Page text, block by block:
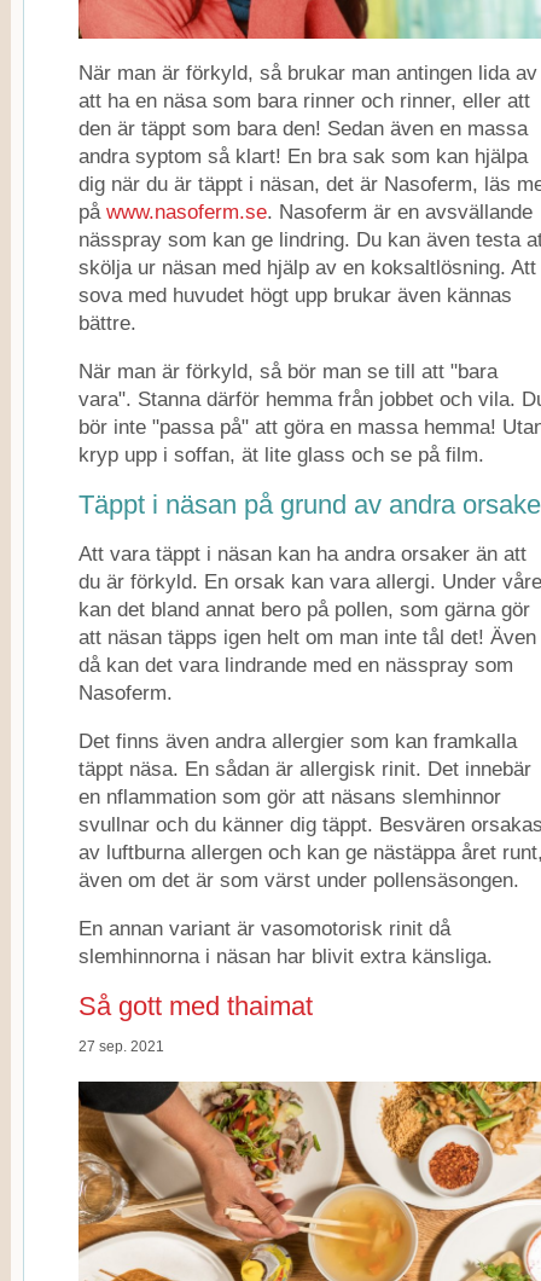
När man är förkyld, så brukar man antingen lida av
att ha en näsa som bara rinner och rinner, eller att
den är täppt som bara den! Sedan även en massa
andra syptom så klart! En bra sak som kan hjälpa
dig när du är täppt i näsan, det är Nasoferm, läs
på www.nasoferm.se. Nasoferm är en avsvällande
nässpray som kan ge lindring. Du kan även testa
skölja ur näsan med hjälp av en koksaltlösning. Att
sova med huvudet högt upp brukar även kännas
bättre.
När man är förkyld, så bör man se till att "bara
vara". Stanna därför hemma från jobbet och vila.
bör inte "passa på" att göra en massa hemma!
kryp upp i soffan, ät lite glass och se på film.
Täppt i näsan på grund av andra
Att vara täppt i näsan kan ha andra orsaker än att
du är förkyld. En orsak kan vara allergi. Under
kan det bland annat bero på pollen, som gärna gör
att näsan täpps igen helt om man inte tål det! Även
då kan det vara lindrande med en nässpray som
Nasoferm.
Det finns även andra allergier som kan framkalla
täppt näsa. En sådan är allergisk rinit. Det innebär
en nflammation som gör att näsans slemhinnor
svullnar och du känner dig täppt. Besvären
av luftburna allergen och kan ge nästäppa året
även om det är som värst under pollensäsongen.
En annan variant är vasomotorisk rinit då
slemhinnorna i näsan har blivit extra känsliga.
Så gott med thaimat
27 sep. 2021